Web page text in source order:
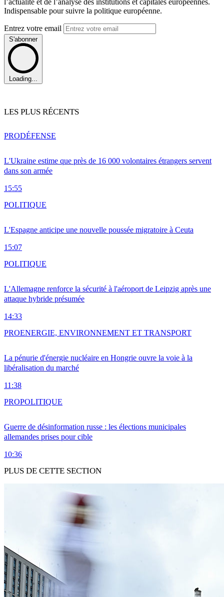
Indispensable pour suivre la politique européenne.
Entrez votre email
S'abonner
Loading...
LES PLUS RÉCENTS
L'Ukraine estime que près de 16 000 volontaires étrangers servent
dans son armée
15:55
PRODÉFENSE
L'Espagne anticipe une nouvelle poussée migratoire à Ceuta
15:07
POLITIQUE
L'Allemagne renforce la sécurité à l'aéroport de Leipzig après une
attaque hybride présumée
14:33
POLITIQUE
La pénurie d'énergie nucléaire en Hongrie ouvre la voie à la
libéralisation du marché
11:38
PROENERGIE, ENVIRONNEMENT ET TRANSPORT
Guerre de désinformation russe : les élections municipales
allemandes prises pour cible
10:36
PROPOLITIQUE
PLUS DE CETTE SECTION